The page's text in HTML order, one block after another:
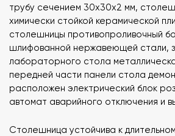
трубу сечением 30х30х2 мм,
химически стойкой керамической
столешницы противопроливочный
шлифованной нержавеющей стали,
лабораторного стола
передней части панели стола
расположен электрический блок
автомат аварийного отключения и
Столешница устойчива к